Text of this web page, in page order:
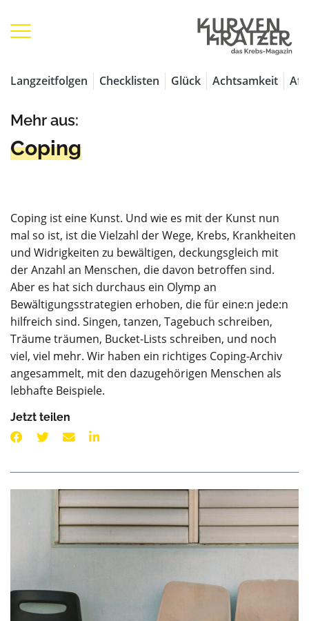
Langzeitfolgen Checklisten Glück Achtsamkeit
Mehr aus:
Coping
Coping ist eine Kunst. Und wie es mit der Kunst nun
mal so ist, ist die Vielzahl der Wege, Krebs, Krankheiten
und Widrigkeiten zu bewältigen, deckungsgleich mit
der Anzahl an Menschen, die davon betroffen sind.
Aber es hat sich durchaus ein Olymp an
Bewältigungsstrategien erhoben, die für eine:n jede:n
hilfreich sind. Singen, tanzen, Tagebuch schreiben,
Träume träumen, Bucket-Lists schreiben, und noch
viel, viel mehr. Wir haben ein richtiges Coping-Archiv
angesammelt, mit den dazugehörigen Menschen als
lebhafte Beispiele.
Jetzt teilen